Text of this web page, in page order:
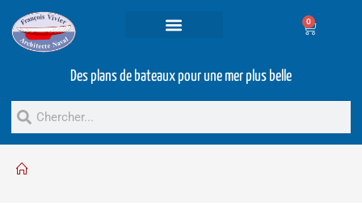
0
Des plans de bateaux pour une mer plus belle